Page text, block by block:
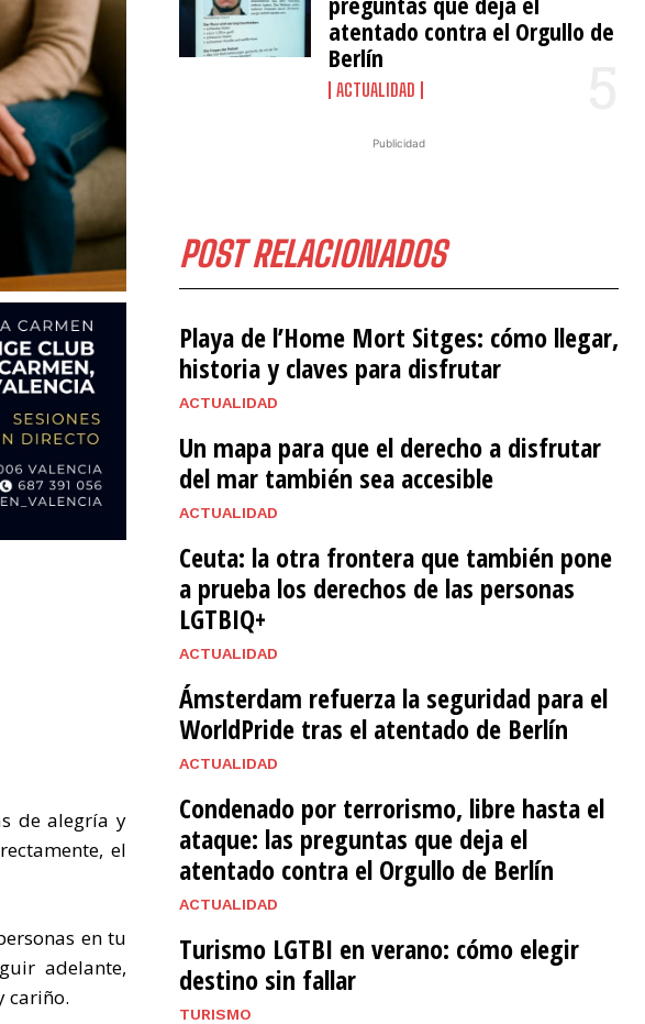
de alegría y
el
en tu
adelante,
cariño.
atentado contra el Orgullo de
Berlín
ACTUALIDAD
Publicidad
POST RELACIONADOS
Playa de l’Home Mort Sitges: cómo llegar,
historia y claves para disfrutar
ACTUALIDAD
Un mapa para que el derecho a disfrutar
del mar también sea accesible
ACTUALIDAD
Ceuta: la otra frontera que también pone
a prueba los derechos de las personas
LGTBIQ+
ACTUALIDAD
Ámsterdam refuerza la seguridad para el
WorldPride tras el atentado de Berlín
ACTUALIDAD
Condenado por terrorismo, libre hasta el
ataque: las preguntas que deja el
atentado contra el Orgullo de Berlín
ACTUALIDAD
Turismo LGTBI en verano: cómo elegir
destino sin fallar
TURISMO